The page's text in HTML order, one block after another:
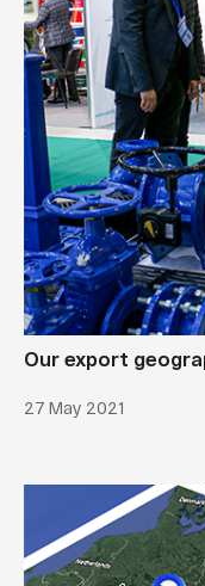
Our export
27 May 2021